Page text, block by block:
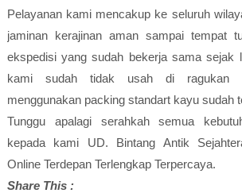
Pelayanan kami mencakup ke seluruh
jaminan kerajinan aman sampai tempat
ekspedisi yang sudah bekerja sama sejak
kami sudah tidak usah di ragukan
menggunakan packing standart kayu sudah
Tunggu apalagi serahkah semua
kepada kami UD. Bintang Antik
Online Terdepan Terlengkap Terpercaya.
Share This :